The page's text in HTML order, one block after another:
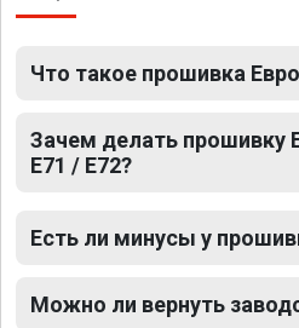
Что такое прошивка
Зачем делать прошивку
E71 / E72?
Есть ли минусы у
Можно ли вернуть